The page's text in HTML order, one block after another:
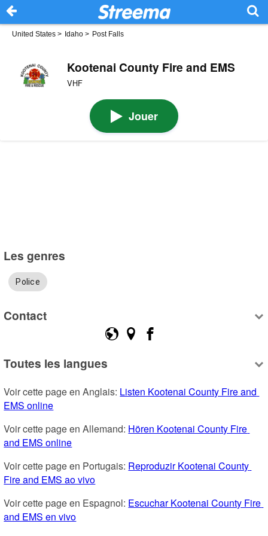
United States > Idaho > Post Falls
Kootenai County Fire and EMS
VHF
Jouer
Les genres
Police
Contact
Toutes les langues
Voir cette page en Anglais: Listen Kootenai County Fire and
EMS online
Voir cette page en Allemand: Hören Kootenai County Fire
and EMS online
Voir cette page en Portugais: Reproduzir Kootenai County
Fire and EMS ao vivo
Voir cette page en Espagnol: Escuchar Kootenai County Fire
and EMS en vivo